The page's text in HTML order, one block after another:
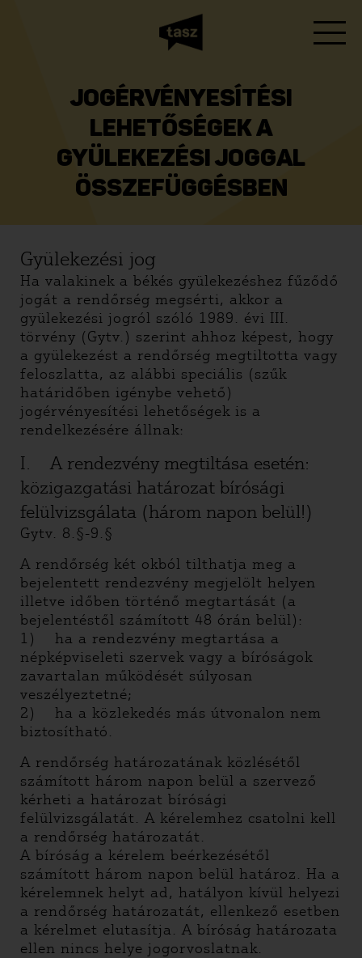
JOGÉRVÉNYESÍTÉSI
LEHETŐSÉGEK A
GYÜLEKEZÉSI JOGGAL
ÖSSZEFÜGGÉSBEN
Gyülekezési jog
Ha valakinek a békés gyülekezéshez fűződő
jogát a rendőrség megsérti, akkor a
gyülekezési jogról szóló 1989. évi III.
törvény (Gytv.) szerint ahhoz képest, hogy
a gyülekezést a rendőrség megtiltotta vagy
feloszlatta, az alábbi speciális (szűk
határidőben igénybe vehető)
jogérvényesítési lehetőségek is a
rendelkezésére állnak:
I. A rendezvény megtiltása esetén:
közigazgatási határozat bírósági
felülvizsgálata (három napon belül!)
Gytv. 8.§-9.§
A rendőrség két okból tilthatja meg a
bejelentett rendezvény megjelölt helyen
illetve időben történő megtartását (a
bejelentéstől számított 48 órán belül):
1) ha a rendezvény megtartása a
népképviseleti szervek vagy a bíróságok
zavartalan működését súlyosan
veszélyeztetné;
2) ha a közlekedés más útvonalon nem
biztosítható.
A rendőrség határozatának közlésétől
számított három napon belül a szervező
kérheti a határozat bírósági
felülvizsgálatát. A kérelemhez csatolni kell
a rendőrség határozatát.
A bíróság a kérelem beérkezésétől
számított három napon belül határoz. Ha a
kérelemnek helyt ad, hatályon kívül helyezi
a rendőrség határozatát, ellenkező esetben
a kérelmet elutasítja. A bíróság határozata
ellen nincs helye jogorvoslatnak.